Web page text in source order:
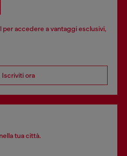
per accedere a vantaggi esclusivi,
Iscriviti ora
tua città.